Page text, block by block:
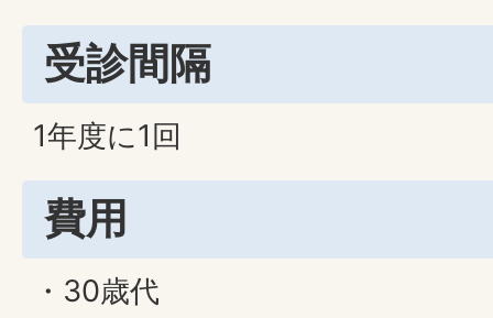
受診間隔
1年度に1回
費用
・30歳代